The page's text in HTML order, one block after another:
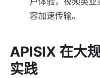
容加速传输。
APISIX 在大
实践